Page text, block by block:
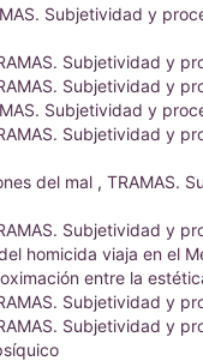
Subjetividad y
Subjetividad y
Subjetividad y
Subjetividad y
Subjetividad y
del mal , TRAMAS.
Subjetividad y
homicida viaja en el
entre la
Subjetividad y
Subjetividad y